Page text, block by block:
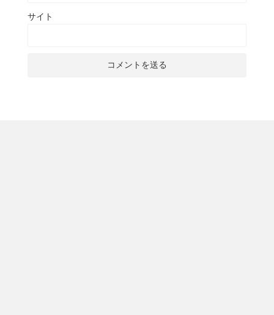
サイト